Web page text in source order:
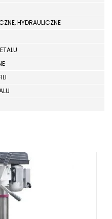
HYDRAULICZNE
METALU